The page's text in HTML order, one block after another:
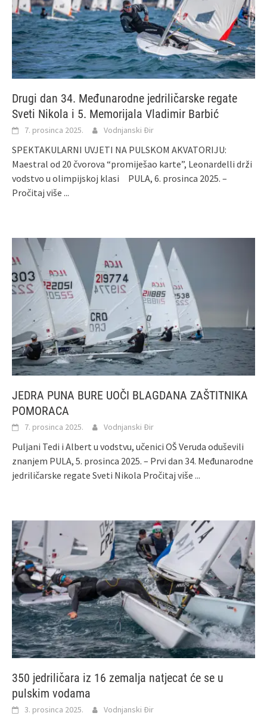
Drugi dan 34. Međunarodne jedriličarske regate
Sveti Nikola i 5. Memorijala Vladimir Barbić
7. prosinca 2025. Vodnjanski Đir
SPEKTAKULARNI UVJETI NA PULSKOM AKVATORIJU:
Maestral od 20 čvorova “promiješao karte”, Leonardelli drži
vodstvo u olimpijskoj klasi PULA, 6. prosinca 2025. –
Pročitaj više ...
JEDRA PUNA BURE UOČI BLAGDANA ZAŠTITNIKA
POMORACA
7. prosinca 2025. Vodnjanski Đir
Puljani Tedi i Albert u vodstvu, učenici OŠ Veruda oduševili
znanjem PULA, 5. prosinca 2025. – Prvi dan 34. Međunarodne
jedriličarske regate Sveti Nikola Pročitaj više ...
350 jedriličara iz 16 zemalja natjecat će se u
pulskim vodama
3. prosinca 2025. Vodnjanski Đir